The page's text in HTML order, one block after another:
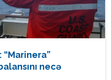
“Marinera”
necə